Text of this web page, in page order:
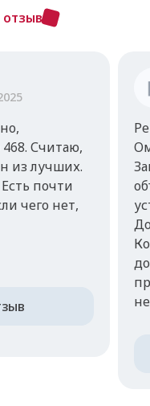
отзыв
Считаю,
из лучших.
почти
чего нет,